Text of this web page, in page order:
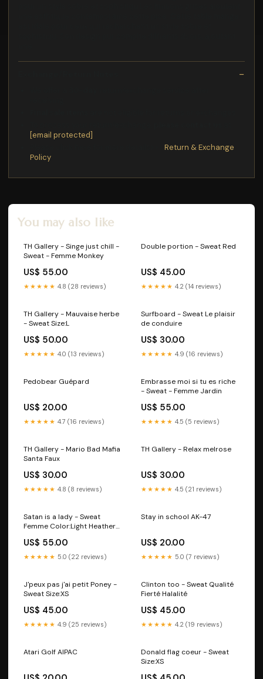
[email protected]
Return & Exchange
Policy
You may also like
TH Gallery - Singe just chill -
Sweat - Femme Monkey
US$ 55.00
★★★★★ 4.8 (28 reviews)
Double portion - Sweat Red
US$ 45.00
★★★★★ 4.2 (14 reviews)
TH Gallery - Mauvaise herbe
- Sweat Size:L
US$ 50.00
★★★★★ 4.0 (13 reviews)
Surfboard - Sweat Le plaisir
de conduire
US$ 30.00
★★★★★ 4.9 (16 reviews)
Pedobear Guépard
US$ 20.00
★★★★★ 4.7 (16 reviews)
Embrasse moi si tu es riche
- Sweat - Femme Jardin
US$ 55.00
★★★★★ 4.5 (5 reviews)
TH Gallery - Mario Bad Mafia
Santa Faux
US$ 30.00
★★★★★ 4.8 (8 reviews)
TH Gallery - Relax melrose
US$ 30.00
★★★★★ 4.5 (21 reviews)
Satan is a lady - Sweat
Femme Color:Light Heather
US$ 55.00
★★★★★ 5.0 (22 reviews)
Stay in school AK-47
US$ 20.00
★★★★★ 5.0 (7 reviews)
J'peux pas j'ai petit Poney -
Sweat Size:XS
US$ 45.00
★★★★★ 4.9 (25 reviews)
Clinton too - Sweat Qualité
Fierté Halalité
US$ 45.00
★★★★★ 4.2 (19 reviews)
Atari Golf AIPAC
Donald flag coeur - Sweat
Size:XS